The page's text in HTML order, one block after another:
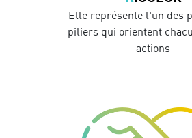
Elle représente l'un des
piliers qui orientent
actions